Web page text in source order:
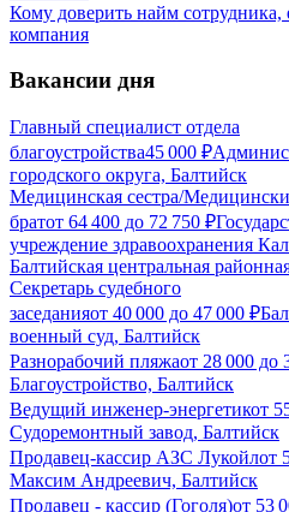
Кому доверить найм сотрудника,
компания
Вакансии дня
Главный специалист отдела
благоустройства45 000 ₽
городского округа, Балтийск
Медицинская сестра/
братот 64 400 до 72 750 ₽
учреждение здравоохранения
Балтийская центральная
Секретарь судебного
заседанияот 40 000 до 47 000 ₽
военный суд, Балтийск
Разнорабочий пляжаот 28 000 до
Благоустройство, Балтийск
Ведущий инженер-энергетикот
Судоремонтный завод, Балтийск
Продавец-кассир АЗС Лукойлот
Максим Андреевич, Балтийск
Продавец - кассир (Гоголя)от 53